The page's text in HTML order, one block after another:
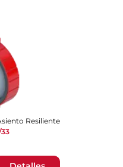
Resiliente